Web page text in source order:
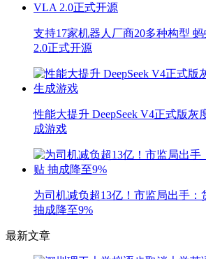
支持17家机器人厂商20多种构型
2.0正式开源
性能大提升 DeepSeek V4正式版灰
成游戏
为司机减负超13亿！市监局出手
抽成降至9%
最新文章